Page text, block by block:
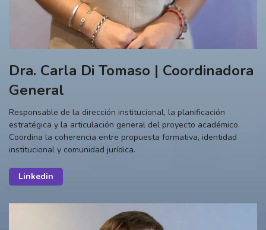
Dra. Carla Di Tomaso | Coordinadora
General
Responsable de la dirección institucional, la planificación
estratégica y la articulación general del proyecto académico.
Coordina la coherencia entre propuesta formativa, identidad
institucional y comunidad jurídica.
Linkedin